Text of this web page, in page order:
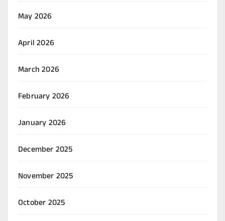
May 2026
April 2026
March 2026
February 2026
January 2026
December 2025
November 2025
October 2025